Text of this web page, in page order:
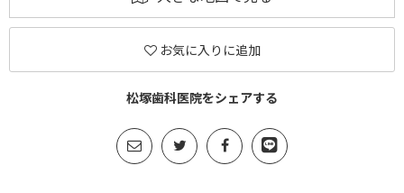
お気に入りに追加
松塚歯科医院をシェアする